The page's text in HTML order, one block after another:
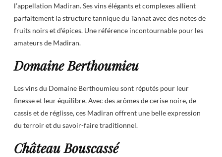
l’appellation Madiran. Ses vins élégants et complexes allient
parfaitement la structure tannique du Tannat avec des notes de
fruits noirs et d’épices. Une référence incontournable pour les
amateurs de Madiran.
Domaine Berthoumieu
Les vins du Domaine Berthoumieu sont réputés pour leur
finesse et leur équilibre. Avec des arômes de cerise noire, de
cassis et de réglisse, ces Madiran offrent une belle expression
du terroir et du savoir-faire traditionnel.
Château Bouscassé